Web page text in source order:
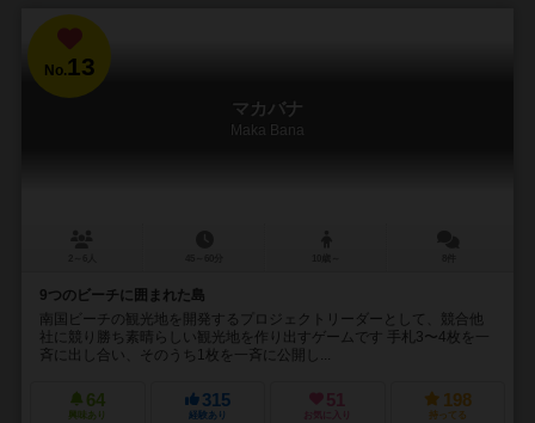
No.13
マカバナ
Maka Bana
9つのビーチに囲まれた島
南国ビーチの観光地を開発するプロジェクトリーダーとして、競合他
社に競り勝ち素晴らしい観光地を作り出すゲームです 手札3〜4枚を一
斉に出し合い、そのうち1枚を一斉に公開し...
64
興味あり
315
経験あり
51
お気に入り
198
持ってる